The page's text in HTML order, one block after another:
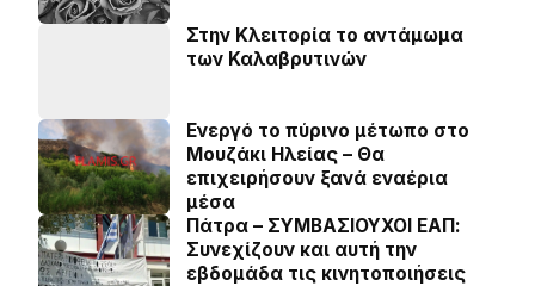
Στην Κλειτορία το αντάμωμα
των Καλαβρυτινών
Ενεργό το πύρινο μέτωπο στο
Μουζάκι Ηλείας – Θα
επιχειρήσουν ξανά εναέρια
μέσα
Πάτρα – ΣΥΜΒΑΣΙΟΥΧΟΙ ΕΑΠ:
Συνεχίζουν και αυτή την
εβδομάδα τις κινητοποιήσεις